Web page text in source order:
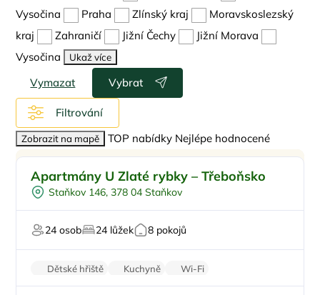
Vysočina Praha Zlínský kraj
Moravskoslezský
kraj
Zahraničí Jižní Čechy
Jižní Morava
Vysočina
Ukaž více
Vymazat Vybrat
Filtrování
Zobrazit na mapě TOP nabídky Nejlépe hodnocené
Koupací sud
Vířivka
U vody
Apartmány U Zlaté rybky – Třeboňsko
Staňkov 146, 378 04 Staňkov
24 osob 24 lůžek 8 pokojů
Dětské hřiště Kuchyně
Wi-Fi
Rodinné pokoje
Balkon/terasa